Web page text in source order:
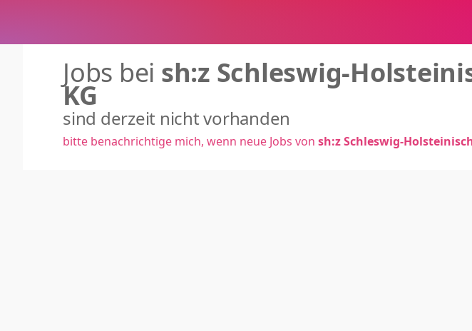
Jobs bei sh:z Schleswig-
KG
sind derzeit nicht vorhanden
bitte benachrichtige mich, wenn neue Jobs von